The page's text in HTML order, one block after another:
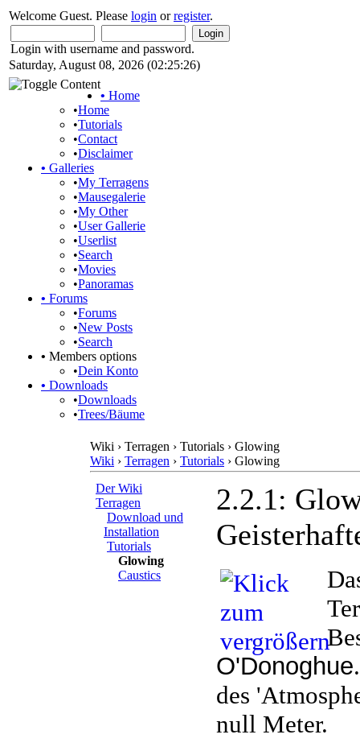
Welcome Guest. Please login orregister.
Login with username and password.
Saturday, August 08, 2026 (02:25:26)
• Home
•Home
•Tutorials
•Contact
•Disclaimer
• Galleries
•My Terragens
•Mausegalerie
•My Other
•User Gallerie
•Userlist
•Search
•Movies
•Panoramas
• Forums
•Forums
•New Posts
•Search
• Members options
•Dein Konto
• Downloads
•Downloads
•Trees/Bäume
Wiki › Terragen › Tutorials › Glowing
Wiki › Terragen › Tutorials › Glowing
Der Wiki
Terragen
Download und
Installation
Tutorials
Glowing
Caustics
2.2.1:
O'Donoghue
des
null Meter.